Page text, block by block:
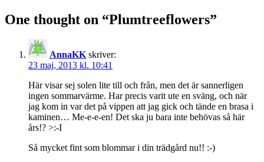
One thought on “Plumtreeflowers”
AnnaKK skriver:
23 maj, 2013 kl. 10:41
Här visar sej solen lite till och från, men det är sannerligen
ingen sommarvärme. Har precis varit ute en sväng, och när
jag kom in var det på vippen att jag gick och tände en brasa i
kaminen… Me-e-e-en! Det ska ju bara inte behövas så här
års!? >:-I
Så mycket fint som blommar i din trädgård nu!! :-)